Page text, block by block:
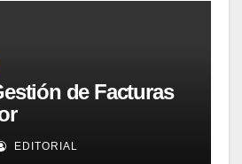
de Facturas
EDITORIAL